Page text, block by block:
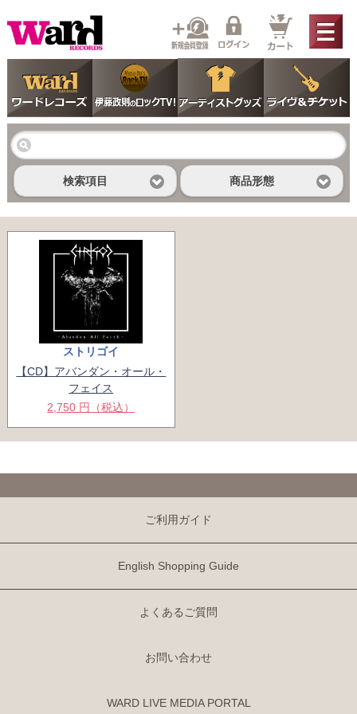
検索項目 商品形態
ストリゴイ
【CD】アバンダン・オール・
フェイス
2,750 円（税込）
ご利用ガイド
English Shopping Guide
よくあるご質問
お問い合わせ
WARD LIVE MEDIA PORTAL